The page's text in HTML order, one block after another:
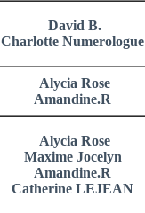
David B.
Charlotte Numerologue
Alycia Rose
Amandine.R
Alycia Rose
Maxime Jocelyn
Amandine.R
Catherine LEJEAN